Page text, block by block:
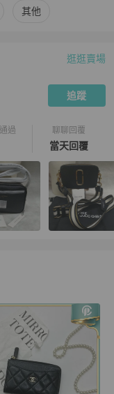
其他
逛逛賣場
追蹤
過 聊聊回覆
當天回覆
品